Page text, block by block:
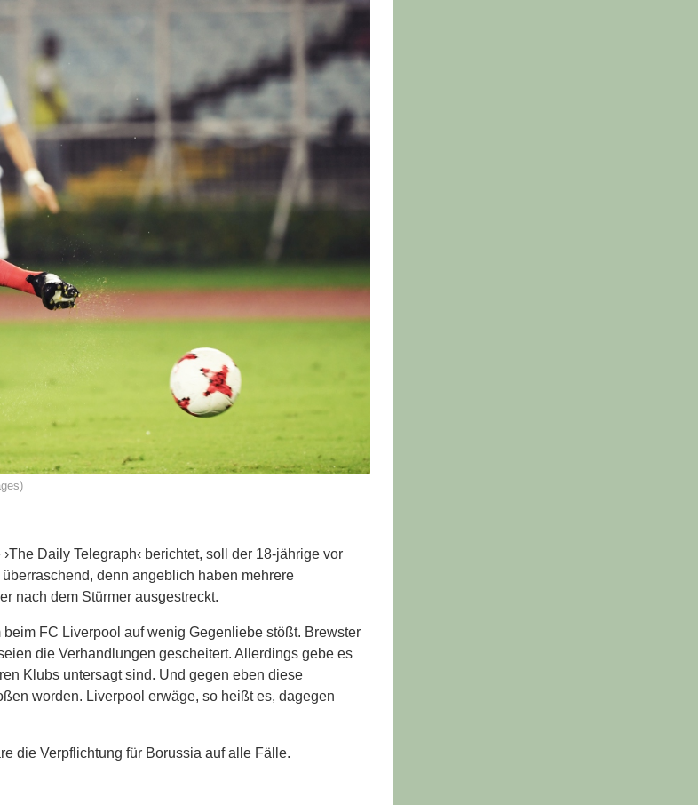
Daily Telegraph‹ berichtet, soll der 18-jährige vor
denn angeblich haben mehrere
nach dem Stürmer ausgestreckt.
FC Liverpool auf wenig Gegenliebe stößt. Brewster
die Verhandlungen gescheitert. Allerdings gebe es
Klubs untersagt sind. Und gegen eben diese
worden. Liverpool erwäge, so heißt es, dagegen
die Verpflichtung für Borussia auf alle Fälle.